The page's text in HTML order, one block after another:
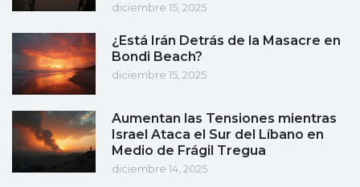
diciembre 15, 2025
¿Está Irán Detrás de la Masacre en
Bondi Beach?
diciembre 15, 2025
Aumentan las Tensiones mientras
Israel Ataca el Sur del Líbano en
Medio de Frágil Tregua
diciembre 14, 2025